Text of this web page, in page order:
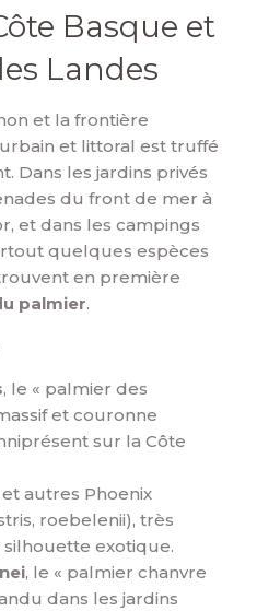
Basque et
Landes
et la frontière
et littoral est truffé
Dans les jardins privés
du front de mer à
et dans les campings
quelques espèces
en première
palmier.
, le « palmier des
et couronne
sur la Côte
et autres Phoenix
roebelenii), très
exotique.
, le « palmier chanvre
dans les jardins